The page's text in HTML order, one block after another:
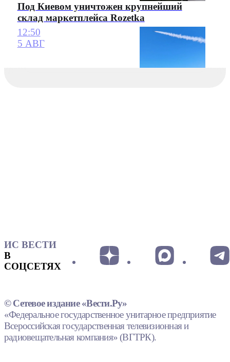
Под Киевом уничтожен крупнейший
склад маркетплейса Rozetka
12:50
5 АВГ
ИС ВЕСТИ
В
СОЦСЕТЯХ
© Сетевое издание «Вести.Ру»
«Федеральное государственное унитарное предприятие
Всероссийская государственная телевизионная и
радиовещательная компания» (ВГТРК).